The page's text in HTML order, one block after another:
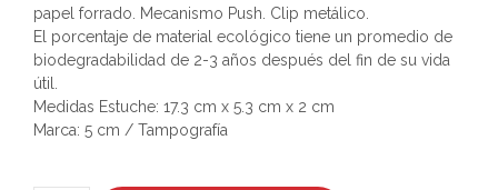
papel forrado. Mecanismo Push. Clip metálico.
El porcentaje de material ecológico tiene un promedio de
biodegradabilidad de 2-3 años después del fin de su vida
útil.
Medidas Estuche: 17.3 cm x 5.3 cm x 2 cm
Marca: 5 cm / Tampografía